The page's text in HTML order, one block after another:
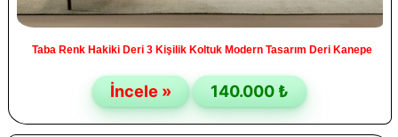
Taba Renk Hakiki Deri 3 Kişilik Koltuk Modern Tasarım Deri Kanepe
İncele » 140.000 ₺